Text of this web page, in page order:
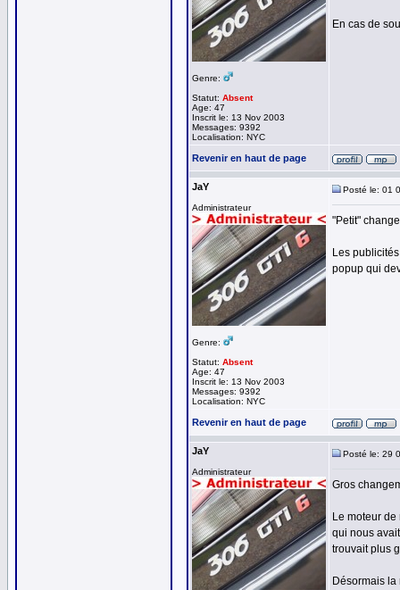
Genre:
Statut: Absent
Age: 47
Inscrit le: 13 Nov 2003
Messages: 9392
Localisation: NYC
En cas de
Revenir en haut de page
JaY
Administrateur
Genre:
Statut: Absent
Age: 47
Inscrit le: 13 Nov 2003
Messages: 9392
Localisation: NYC
Posté le: 01
"Petit"
Les
popup qui
Revenir en haut de page
JaY
Administrateur
Posté le: 29
Gros
Le moteur
qui nous
trouvait plus
Désormais